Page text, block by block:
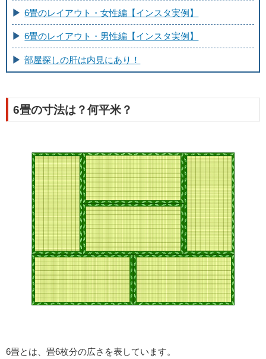
6畳のレイアウト・女性編【インスタ実例】
6畳のレイアウト・男性編【インスタ実例】
部屋探しの肝は内見にあり！
6畳の寸法は？何平米？
6畳とは、畳6枚分の広さを表しています。